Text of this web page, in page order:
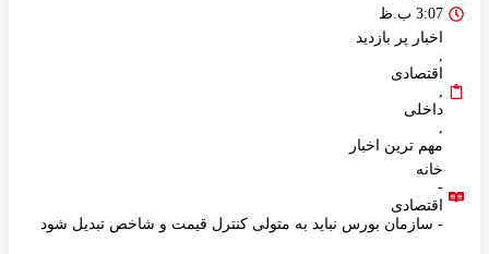
3:07 ب.ظ
اخبار پر بازدید
,
اقتصادی
,
داخلی
,
مهم ترین اخبار
خانه
-
اقتصادی
- سازمان بورس نباید به متولی کنترل قیمت و شاخص تبدیل شود